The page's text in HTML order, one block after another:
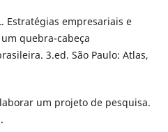
Estratégias empresariais e
quebra-cabeça
3.ed. São Paulo: Atlas,
um projeto de pesquisa.